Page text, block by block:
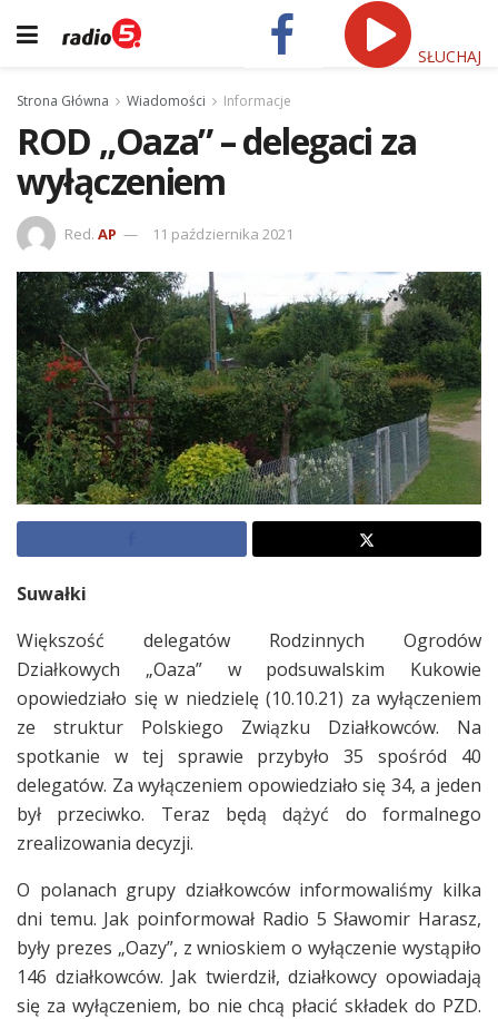
SŁUCHAJ
Strona Główna Wiadomości Informacje
ROD „Oaza” – delegaci za
wyłączeniem
Red. AP 11 października 2021
Suwałki
Większość delegatów Rodzinnych Ogrodów
Działkowych „Oaza” w podsuwalskim Kukowie
opowiedziało się w niedzielę (10.10.21) za wyłączeniem
ze struktur Polskiego Związku Działkowców. Na
spotkanie w tej sprawie przybyło 35 spośród 40
delegatów. Za wyłączeniem opowiedziało się 34, a jeden
był przeciwko. Teraz będą dążyć do formalnego
zrealizowania decyzji.
O polanach grupy działkowców informowaliśmy kilka
dni temu. Jak poinformował Radio 5 Sławomir Harasz,
były prezes „Oazy”, z wnioskiem o wyłączenie wystąpiło
146 działkowców. Jak twierdził, działkowcy opowiadają
się za wyłączeniem, bo nie chcą płacić składek do PZD.